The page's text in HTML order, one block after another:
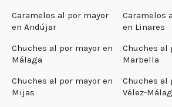
Caramelos al por mayor
en Andújar
Caramelos
en Linares
Chuches al por mayor en
Málaga
Chuches al
Marbella
Chuches al por mayor en
Mijas
Chuches al
Vélez-